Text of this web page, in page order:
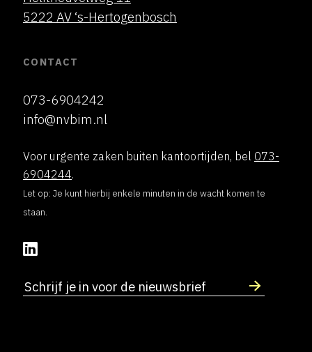
5222 AV ‘s-Hertogenbosch
CONTACT
073-6904242
info@nvbim.nl
Voor urgente zaken buiten kantoortijden, bel 073-
6904244.
Let op: Je kunt hierbij enkele minuten in de wacht komen te
staan.